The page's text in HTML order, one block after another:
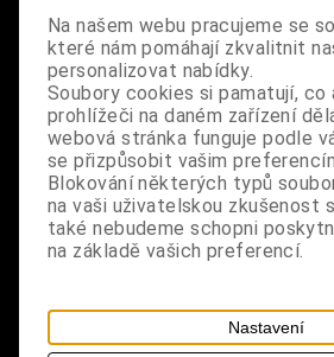
Obojek s kruhem a
hroty
Dodání dny:skladem
Koupit
Dodání
Na našem webu pracujeme se
které nám pomáhají zkvalitnit
personalizovat nabídky.
Soubory cookies si pamatují, co
prohlížeči na daném zařízení
webová stránka funguje podle
se přizpůsobit vašim
Blokování některých typů
na vaši uživatelskou zkušenost
také nebudeme schopni
na základě vašich preferencí.
Nastavení